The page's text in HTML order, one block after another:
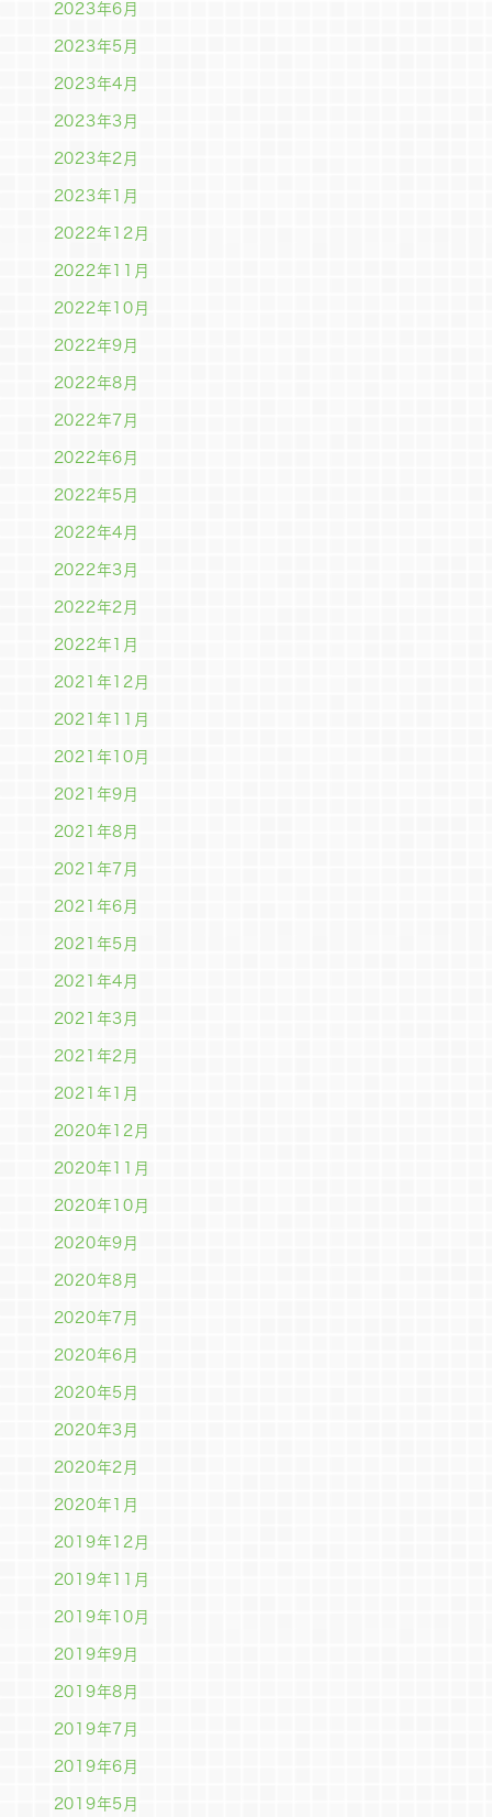
2023年6月
2023年5月
2023年4月
2023年3月
2023年2月
2023年1月
2022年12月
2022年11月
2022年10月
2022年9月
2022年8月
2022年7月
2022年6月
2022年5月
2022年4月
2022年3月
2022年2月
2022年1月
2021年12月
2021年11月
2021年10月
2021年9月
2021年8月
2021年7月
2021年6月
2021年5月
2021年4月
2021年3月
2021年2月
2021年1月
2020年12月
2020年11月
2020年10月
2020年9月
2020年8月
2020年7月
2020年6月
2020年5月
2020年3月
2020年2月
2020年1月
2019年12月
2019年11月
2019年10月
2019年9月
2019年8月
2019年7月
2019年6月
2019年5月